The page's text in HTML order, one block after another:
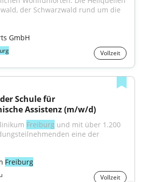
der Schwarzwald rund um die
GmbH
Vollzeit
Schule für
Assistenz (m/w/d)
Freiburg und mit über 1.200
eine der
Freiburg
Vollzeit